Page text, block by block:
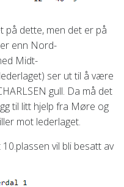
på dette, men det er på
enn Nord-
Midt-
ser ut til å være
gull. Da må det
til litt hjelp fra Møre og
mot lederlaget.
vil bli besatt av